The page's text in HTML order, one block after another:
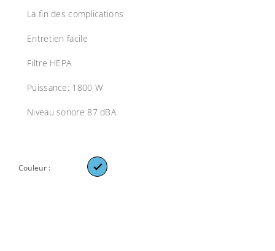
La fin des complications
Entretien facile
Filtre HEPA
Puissance: 1800 W
Niveau sonore 87 dBA
Couleur : 